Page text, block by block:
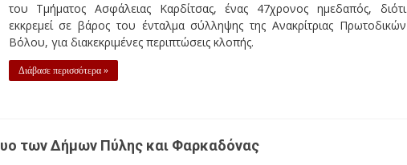
Βόλου, για διακεκριμένες περιπτώσεις κλοπής.
Διάβασε περισσότερα »
Στη συντήρηση του οδικού δικτύου των Δήμων Πύλης και Φαρκαδόνας